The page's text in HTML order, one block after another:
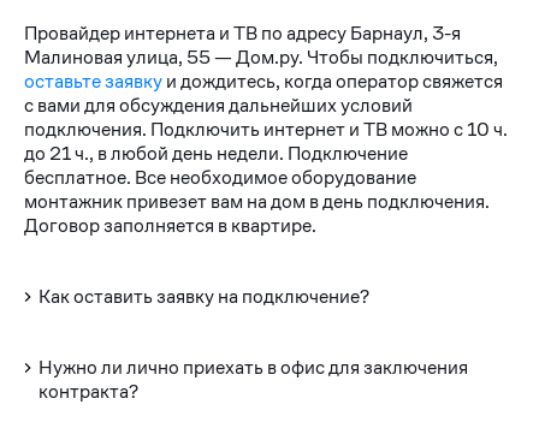
Провайдер интернета и ТВ по адресу Барнаул, 3-я
Малиновая улица, 55 — Дом.ру. Чтобы подключиться,
оставьте заявкуи дождитесь, когда оператор свяжется
с вами для обсуждения дальнейших условий
подключения. Подключить интернет и ТВ можно с 10 ч.
до 21 ч., в любой день недели. Подключение
бесплатное. Все необходимое оборудование
монтажник привезет вам на дом в день подключения.
Договор заполняется в квартире.
Как оставить заявку на подключение?
Нужно ли лично приехать в офис для заключения
контракта?